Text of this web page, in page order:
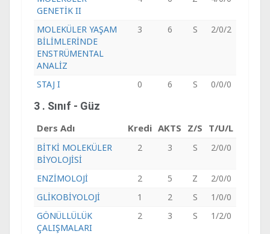
GENETİK II
MOLEKÜLER YAŞAM
BİLİMLERİNDE
ENSTRÜMENTAL
ANALİZ
3 6 S 2/0/2
STAJ I 0 6 S 0/0/0
3 . Sınıf - Güz
Ders Adı Kredi AKTS Z/S T/U/L
BİTKİ MOLEKÜLER
BİYOLOJİSİ
2 3 S 2/0/0
ENZİMOLOJİ 2 5 Z
2/0/0
GLİKOBİYOLOJİ
1 2 S
1/0/0
GÖNÜLLÜLÜK
ÇALIŞMALARI
2 3 S 1/2/0